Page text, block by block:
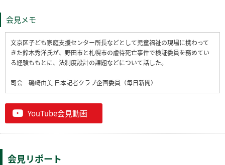
会見メモ
文京区子ども家庭支援センター所長などとして児童福祉の現場に携わって
きた鈴木秀洋氏が、野田市と札幌市の虐待死亡事件で検証委員を務めてい
る経験ももとに、法制度設計の課題などについて話した。
司会 磯崎由美 日本記者クラブ企画委員（毎日新聞）
YouTube会見動画
会見リポート